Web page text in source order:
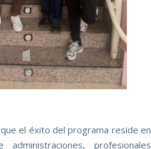
el éxito del programa reside en
profesionales